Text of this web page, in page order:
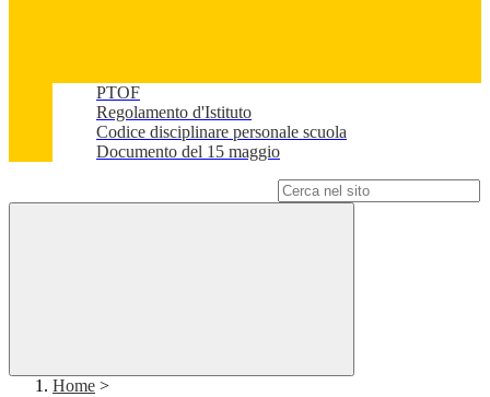
PTOF
Regolamento d'Istituto
Codice disciplinare personale scuola
Documento del 15 maggio
Home >